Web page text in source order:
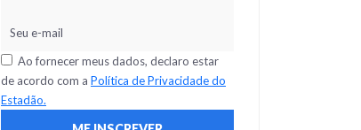
Ao fornecer meus dados, declaro estar
de acordo com a Política de Privacidade do
Estadão.